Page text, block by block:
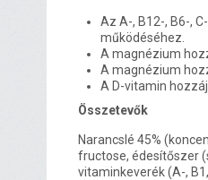
Az A-, B12-, B6-,
működéséhez.
A magnézium
A magnézium
A D-vitamin
Összetevők
Narancslé 45%
fructose, édesítőszer
vitaminkeverék (A-,